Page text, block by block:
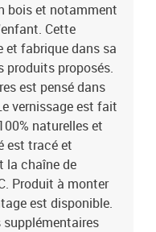
bois et notamment
Cette
et fabrique dans sa
produits proposés.
est pensé dans
vernissage est fait
naturelles et
est tracé et
la chaîne de
Produit à monter
est disponible.